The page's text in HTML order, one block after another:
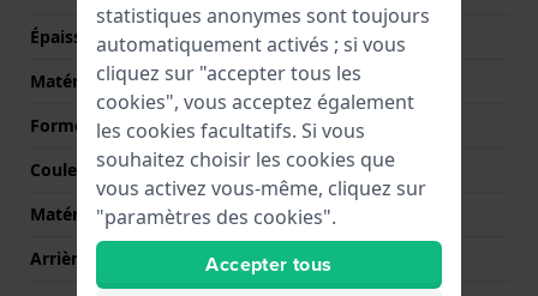
Épaisseur du boîtier
9 mm
Matériel du boîtier
Acier inoxydable
Forme du boîtier
Rond
Couleur du boîtier
Argent
Matériau du boîtier arrière
Acier inoxydable
Arrière de Boitier
Fond de boîtier vissé
statistiques anonymes sont toujours
automatiquement activés ; si vous
cliquez sur "accepter tous les
cookies", vous acceptez également
les cookies facultatifs. Si vous
souhaitez choisir les cookies que
vous activez vous-même, cliquez sur
"paramètres des cookies".
Accepter tous